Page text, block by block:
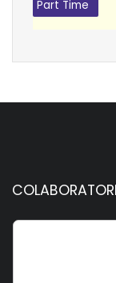
Part Time
COLABORATORI